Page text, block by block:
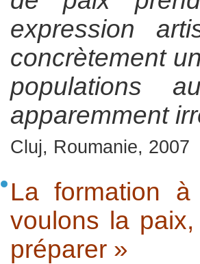
expression
concrètement
populations
apparemment
Cluj, Roumanie, 2007
La formation
voulons la
préparer »